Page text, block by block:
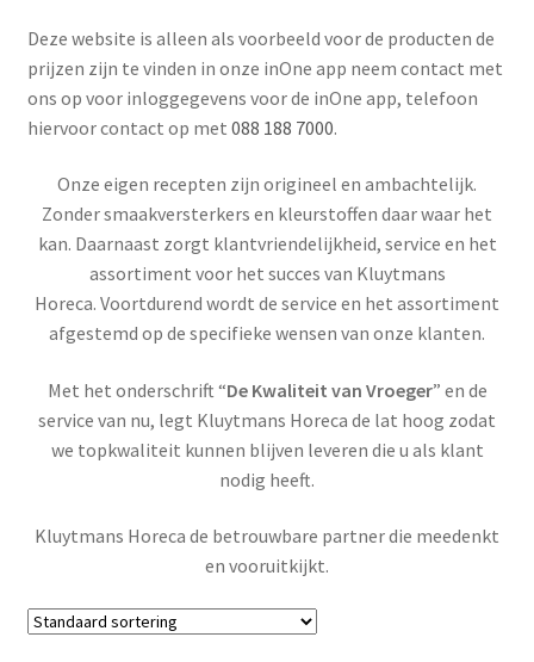
Droge Kruidenierswaren
Frites
Koeling
Non-food
Salades
Stoverijen
Maaltijden Diepvries
Deze website is alleen als voorbeeld voor de producten de
prijzen zijn te vinden in onze inOne app neem contact met
ons op voor inloggegevens voor de inOne app, telefoon
hiervoor contact op met 088 188 7000.
Onze eigen recepten zijn origineel en ambachtelijk.
Zonder smaakversterkers en kleurstoffen daar waar het
kan. Daarnaast zorgt klantvriendelijkheid, service en het
assortiment voor het succes van Kluytmans
Horeca. Voortdurend wordt de service en het assortiment
afgestemd op de specifieke wensen van onze klanten.
Met het onderschrift “De Kwaliteit van Vroeger” en de
service van nu, legt Kluytmans Horeca de lat hoog zodat
we topkwaliteit kunnen blijven leveren die u als klant
nodig heeft.
Kluytmans Horeca de betrouwbare partner die meedenkt
en vooruitkijkt.